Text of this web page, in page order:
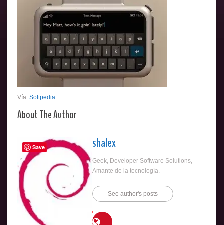
Vía: Softpedia
About The Author
shalex
Geek, Developer Software Solutions,
Amante de la tecnología.
See author's posts
Save